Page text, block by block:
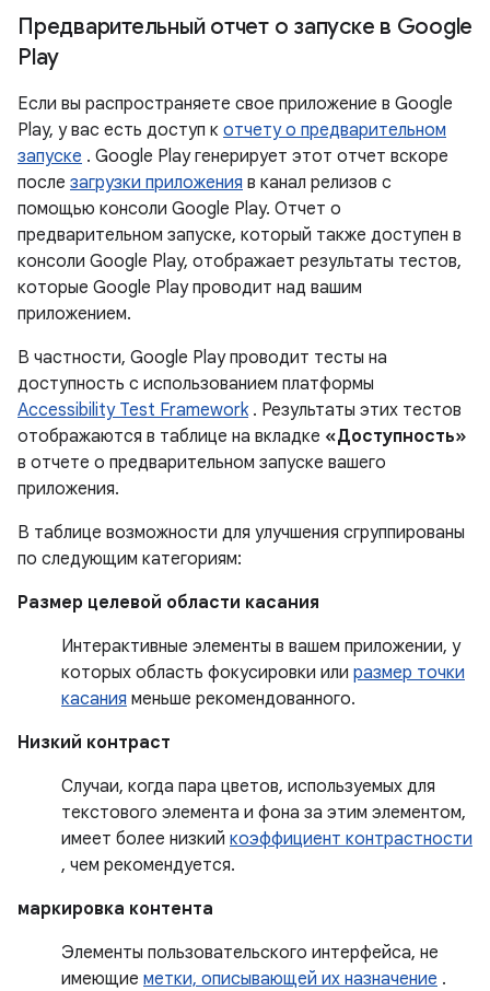
Предварительный отчет о запуске в Google
Play
Если вы распространяете свое приложение в Google
Play, у вас есть доступ к отчету о предварительном
запуске . Google Play генерирует этот отчет вскоре
после загрузки приложения в канал релизов с
помощью консоли Google Play. Отчет о
предварительном запуске, который также доступен в
консоли Google Play, отображает результаты тестов,
которые Google Play проводит над вашим
приложением.
В частности, Google Play проводит тесты на
доступность с использованием платформы
Accessibility Test Framework. Результаты этих тестов
отображаются в таблице на вкладке «Доступность»
в отчете о предварительном запуске вашего
приложения.
В таблице возможности для улучшения сгруппированы
по следующим категориям:
Размер целевой области касания
Интерактивные элементы в вашем приложении, у
которых область фокусировки или размер точки
касания меньше рекомендованного.
Низкий контраст
Случаи, когда пара цветов, используемых для
текстового элемента и фона за этим элементом,
имеет более низкий коэффициент контрастности
, чем рекомендуется.
маркировка контента
Элементы пользовательского интерфейса, не
имеющие метки, описывающей их назначение .